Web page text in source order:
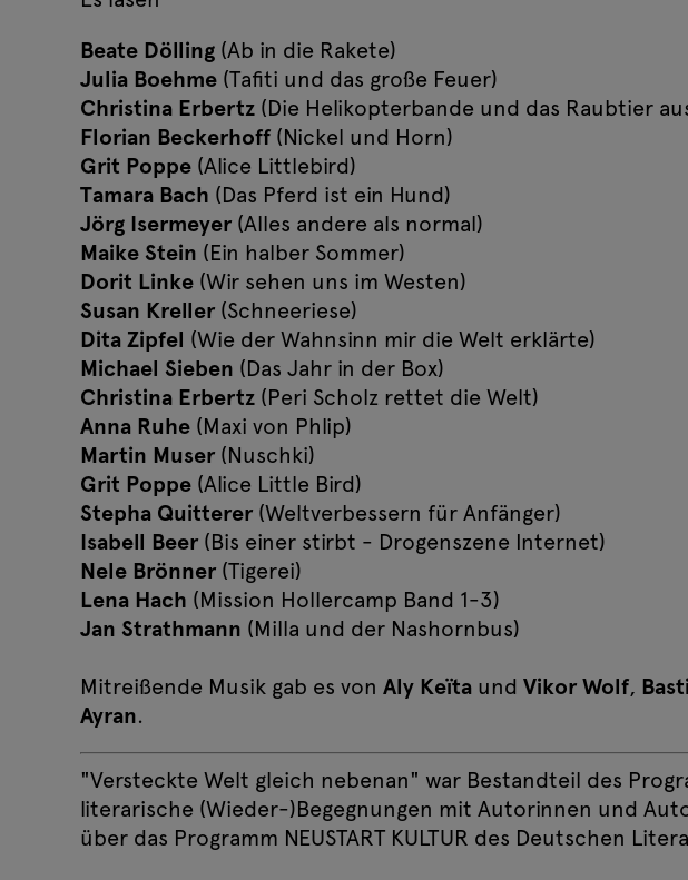
Beate Dölling (Ab in die Rakete)
Julia Boehme (Tafiti und das große Feuer)
Christina Erbertz (Die Helikopterbande und das Raubtier
Florian Beckerhoff (Nickel und Horn)
Grit Poppe (Alice Littlebird)
Tamara Bach (Das Pferd ist ein Hund)
Jörg Isermeyer (Alles andere als normal)
Maike Stein (Ein halber Sommer)
Dorit Linke (Wir sehen uns im Westen)
Susan Kreller (Schneeriese)
Dita Zipfel (Wie der Wahnsinn mir die Welt erklärte)
Michael Sieben (Das Jahr in der Box)
Christina Erbertz (Peri Scholz rettet die Welt)
Anna Ruhe (Maxi von Phlip)
Martin Muser (Nuschki)
Grit Poppe (Alice Little Bird)
Stepha Quitterer (Weltverbessern für Anfänger)
Isabell Beer (Bis einer stirbt - Drogenszene Internet)
Nele Brönner (Tigerei)
Lena Hach (Mission Hollercamp Band 1-3)
Jan Strathmann (Milla und der Nashornbus)
Mitreißende Musik gab es von Aly Keïta und Vikor Wolf,
Ayran.
"Versteckte Welt gleich nebenan" war Bestandteil des
literarische (Wieder-)Begegnungen mit Autorinnen und
über das Programm NEUSTART KULTUR des Deutschen